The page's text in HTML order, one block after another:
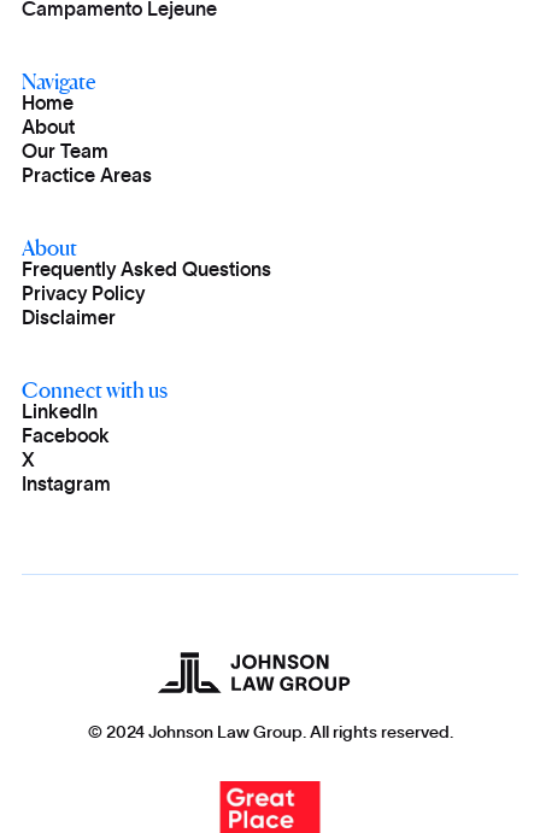
Campamento Lejeune
Navigate
Home
About
Our Team
Practice Areas
About
Frequently Asked Questions
Privacy Policy
Disclaimer
Connect with us
LinkedIn
Facebook
X
Instagram
© 2024 Johnson Law Group. All rights reserved.